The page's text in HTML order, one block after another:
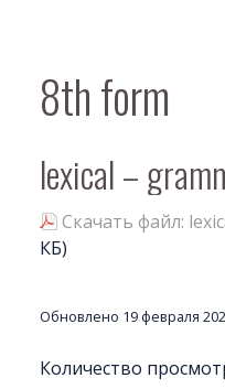
8th form
lexical –
Скачать файл:
КБ)
Обновлено 19 февраля
Количество